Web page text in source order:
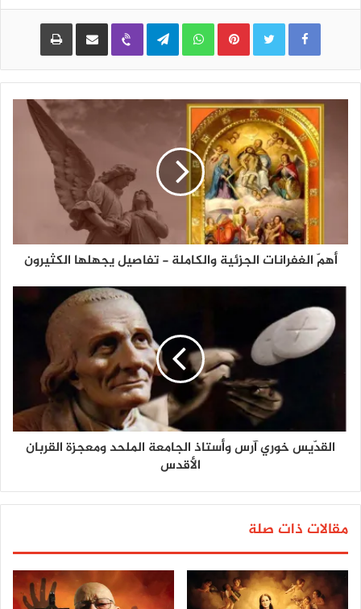
Pinterest
WhatsApp
Telegram
Viber مشاركة عبر البريد طباعة
أهمّ الغفرانات الجزئية والكاملة - تفاصيل يجهلها الكثيرون
القدّيس خوري آرس وأستاذ الجامعة الملحد ومعجزة القربان
الأقدس
مقالات ذات صلة